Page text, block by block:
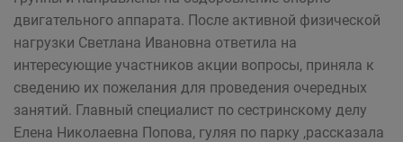
двигательного аппарата. После активной физической
нагрузки Светлана Ивановна ответила на
интересующие участников акции вопросы, приняла к
сведению их пожелания для проведения очередных
занятий. Главный специалист по сестринскому делу
Елена Николаевна Попова, гуляя по парку ,рассказала